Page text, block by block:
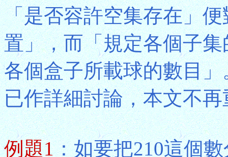
「是否容許空集存在」
置」，而「規定各個子
各個盒子所載球的數目
已作詳細討論，本文不
例題1：如要把210這個